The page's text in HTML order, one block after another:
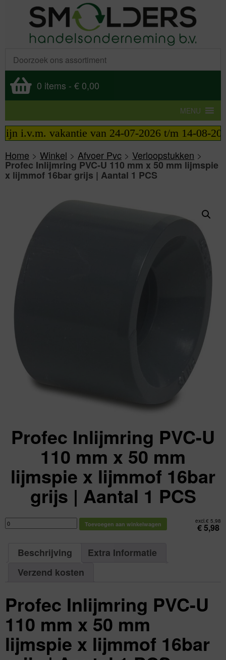
0 items - € 0,00
MENU
vakantie van 24-07-2026 t/m 14-08-2026
Home > Winkel > Afvoer Pvc > Verloopstukken >
Profec Inlijmring PVC-U 110 mm x 50 mm lijmspie
x lijmmof 16bar grijs | Aantal 1 PCS
Profec Inlijmring PVC-U
110 mm x 50 mm
lijmspie x lijmmof 16bar
grijs | Aantal 1 PCS
excl.€ 5,98
€5,98
Profec
Inlijmring
PVC-
lijmspie
Aantal
PCS
aantal
Toevoegen aan winkelwagen
Beschrijving
Extra Informatie
Verzend kosten
Profec Inlijmring PVC-U
110 mm x 50 mm
lijmspie x lijmmof 16bar